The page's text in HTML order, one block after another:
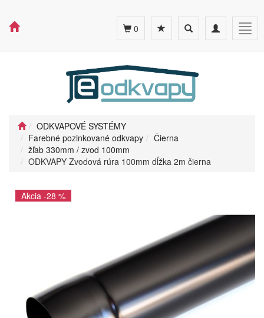
Toggle
navigation
Toggle
search
0
ODKVAPOVÉ SYSTÉMY
Farebné pozinkované odkvapy
Čierna
žľab 330mm / zvod 100mm
ODKVAPY Zvodová rúra 100mm dĺžka 2m čierna
Akcia -28 %